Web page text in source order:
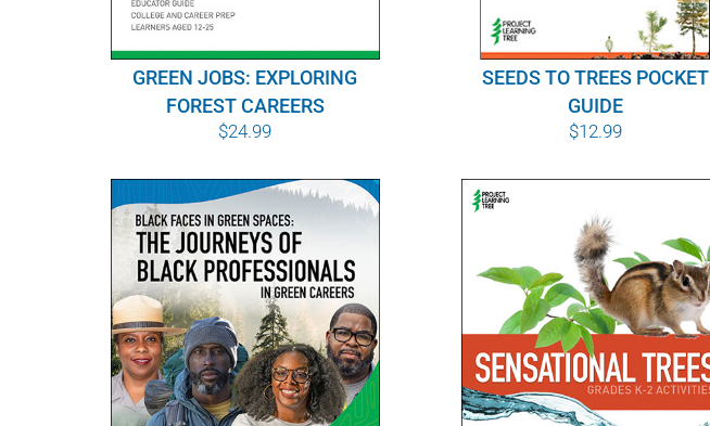
GREEN JOBS: EXPLORING
FOREST CAREERS
$24.99
SEEDS TO TREES POCKET
GUIDE
$12.99